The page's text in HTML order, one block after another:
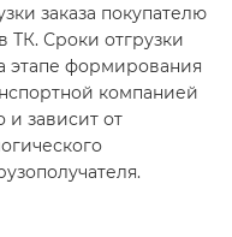
заказа покупателю
ТК. Сроки отгрузки
этапе формирования
компанией
и зависит от